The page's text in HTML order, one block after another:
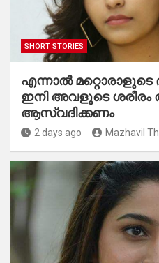
SHORT STORIES
എന്നാൽ മറ്റൊരാളുടെ
ഇനി അവളുടെ ശരീരം
ആസ്വദിക്കണം
2 days ago Mazhavil